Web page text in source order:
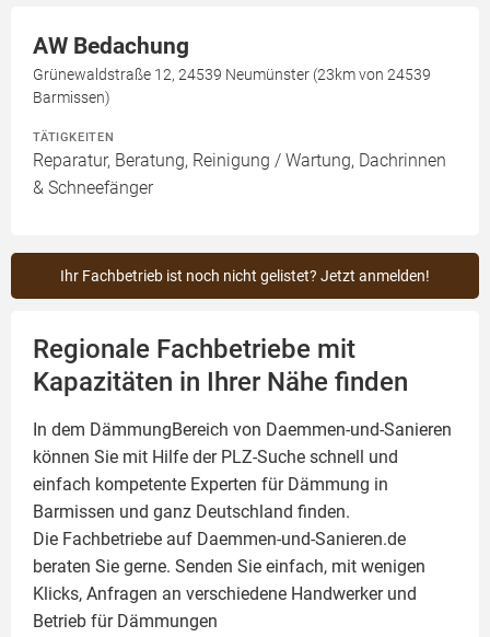
AW Bedachung
Grünewaldstraße 12, 24539 Neumünster (23km von 24539
Barmissen)
TÄTIGKEITEN
Reparatur, Beratung, Reinigung / Wartung, Dachrinnen
& Schneefänger
Ihr Fachbetrieb ist noch nicht gelistet? Jetzt anmelden!
Regionale Fachbetriebe mit
Kapazitäten in Ihrer Nähe finden
In dem DämmungBereich von Daemmen-und-Sanieren
können Sie mit Hilfe der PLZ-Suche schnell und
einfach kompetente Experten für Dämmung in
Barmissen und ganz Deutschland finden.
Die Fachbetriebe auf Daemmen-und-Sanieren.de
beraten Sie gerne. Senden Sie einfach, mit wenigen
Klicks, Anfragen an verschiedene Handwerker und
Betrieb für Dämmungen